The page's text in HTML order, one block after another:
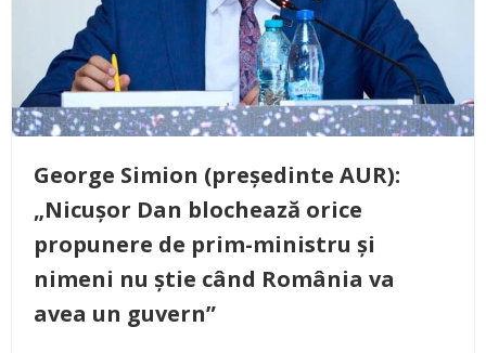
George Simion (președinte AUR):
„Nicușor Dan blochează orice
propunere de prim-ministru și
nimeni nu știe când România va
avea un guvern”